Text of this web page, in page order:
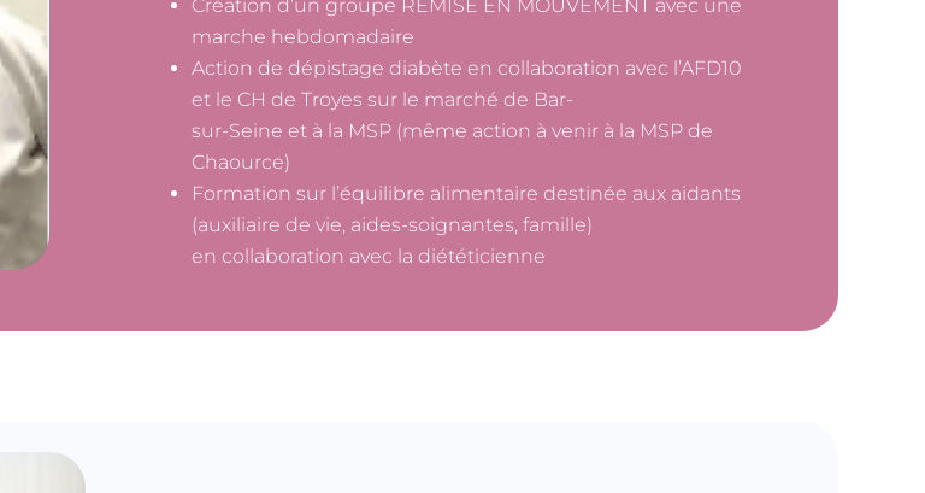
Création d’un groupe REMISE EN MOUVEMENT avec une
marche hebdomadaire
Action de dépistage diabète en collaboration avec l’AFD10
et le CH de Troyes sur le marché de Bar-
sur-Seine et à la MSP (même action à venir à la MSP de
Chaource)
Formation sur l’équilibre alimentaire destinée aux aidants
(auxiliaire de vie, aides-soignantes, famille)
en collaboration avec la diététicienne